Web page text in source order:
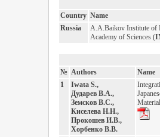
Country Name
Russia
A.A.Baikov Institute of
Academy of Sciences (
№ Authors
Name
1
Iwata S.,
Дударев В.А.,
Земсков В.С.,
Киселева Н.Н.,
Прокошев И.В.,
Хорбенко В.В.